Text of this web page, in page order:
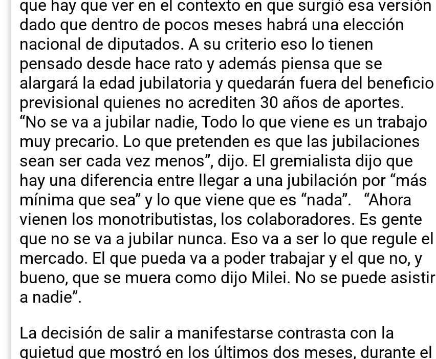
que hay que ver en el contexto en que surgió esa versión
dado que dentro de pocos meses habrá una elección
nacional de diputados. A su criterio eso lo tienen
pensado desde hace rato y además piensa que se
alargará la edad jubilatoria y quedarán fuera del beneficio
previsional quienes no acrediten 30 años de aportes.
“No se va a jubilar nadie, Todo lo que viene es un trabajo
muy precario. Lo que pretenden es que las jubilaciones
sean ser cada vez menos”, dijo. El gremialista dijo que
hay una diferencia entre llegar a una jubilación por “más
mínima que sea” y lo que viene que es “nada”. “Ahora
vienen los monotributistas, los colaboradores. Es gente
que no se va a jubilar nunca. Eso va a ser lo que regule el
mercado. El que pueda va a poder trabajar y el que no, y
bueno, que se muera como dijo Milei. No se puede asistir
a nadie”.
La decisión de salir a manifestarse contrasta con la
quietud que mostró en los últimos dos meses, durante el